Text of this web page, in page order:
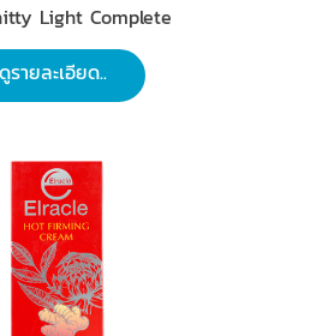
Light Complete
ดูรายละเอียด..